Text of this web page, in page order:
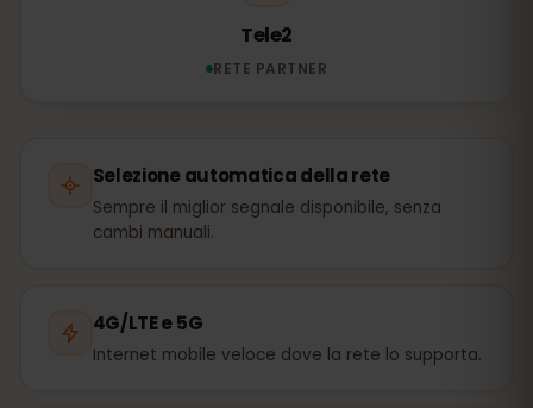
Tele2
RETE PARTNER
Selezione automatica della rete
Sempre il miglior segnale disponibile, senza
cambi manuali.
4G/LTE e 5G
Internet mobile veloce dove la rete lo supporta.